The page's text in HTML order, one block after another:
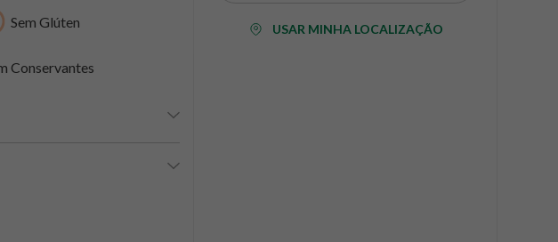
Sem Glúten
Conservantes
USAR MINHA LOCALIZAÇÃO